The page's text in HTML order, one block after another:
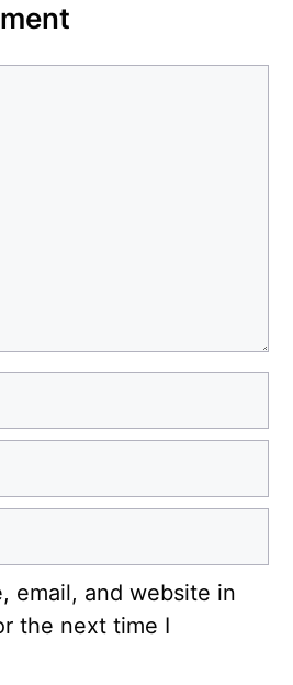
email, and website in
the next time I